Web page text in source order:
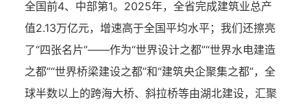
全国前4、中部第1。2025年，全省完成建筑业总产
值2.13万亿元，增速高于全国平均水平；我们还擦亮
了“四张名片”——作为“世界设计之都”“世界水电建造
之都”“世界桥梁建设之都”和“建筑央企聚集之都”，全
球半数以上的跨海大桥、斜拉桥等由湖北建设，汇聚